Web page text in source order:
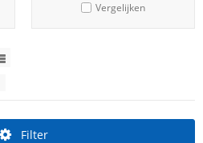
Vergelijken
Filter